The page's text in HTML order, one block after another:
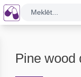
Meklēt...
Pine wood